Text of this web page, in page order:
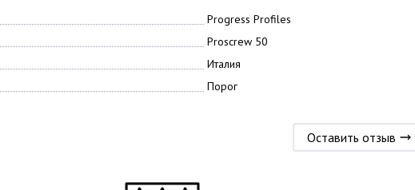
Progress Profiles
Proscrew 50
Италия
Порог
Оставить отзыв